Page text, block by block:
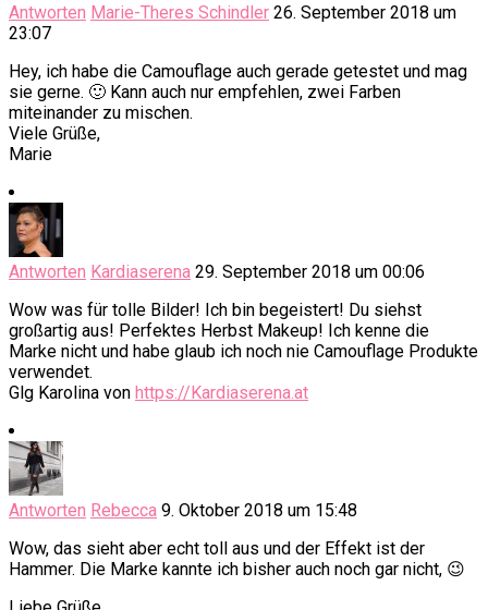
Antworten Marie-Theres Schindler 26. September 2018 um
23:07
Hey, ich habe die Camouflage auch gerade getestet und mag
sie gerne. 🙂 Kann auch nur empfehlen, zwei Farben
miteinander zu mischen.
Viele Grüße,
Marie
Antworten Kardiaserena 29. September 2018 um 00:06
Wow was für tolle Bilder! Ich bin begeistert! Du siehst
großartig aus! Perfektes Herbst Makeup! Ich kenne die
Marke nicht und habe glaub ich noch nie Camouflage Produkte
verwendet.
Glg Karolina von https://Kardiaserena.at
Antworten Rebecca 9. Oktober 2018 um 15:48
Wow, das sieht aber echt toll aus und der Effekt ist der
Hammer. Die Marke kannte ich bisher auch noch gar nicht, 😉